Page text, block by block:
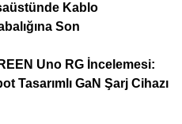
Kablo
Son
Uno RG İncelemesi:
Tasarımlı GaN Şarj Cihazı